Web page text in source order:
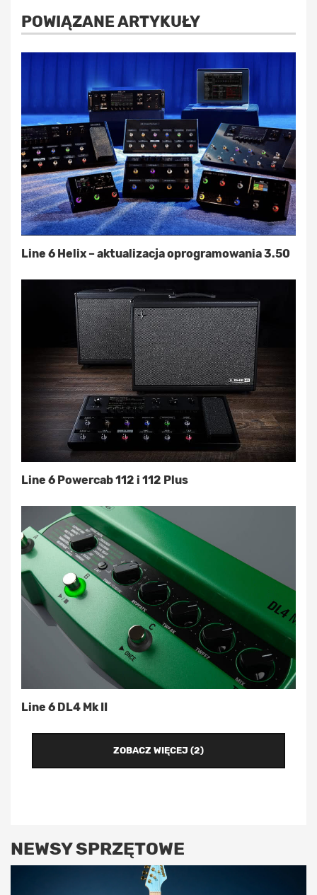
POWIĄZANE ARTYKUŁY
Line 6 Helix – aktualizacja oprogramowania 3.50
Line 6 Powercab 112 i 112 Plus
Line 6 DL4 Mk II
ZOBACZ WIĘCEJ (2)
NEWSY SPRZĘTOWE